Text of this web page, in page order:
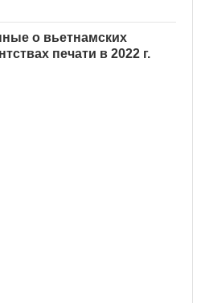
о вьетнамских
печати в 2022 г.